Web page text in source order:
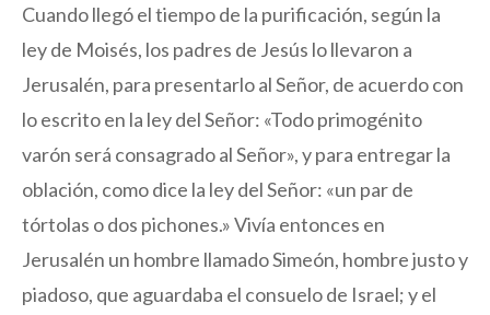
Cuando llegó el tiempo de la purificación, según la
ley de Moisés, los padres de Jesús lo llevaron a
Jerusalén, para presentarlo al Señor, de acuerdo con
lo escrito en la ley del Señor: «Todo primogénito
varón será consagrado al Señor», y para entregar la
oblación, como dice la ley del Señor: «un par de
tórtolas o dos pichones.» Vivía entonces en
Jerusalén un hombre llamado Simeón, hombre justo y
piadoso, que aguardaba el consuelo de Israel; y el